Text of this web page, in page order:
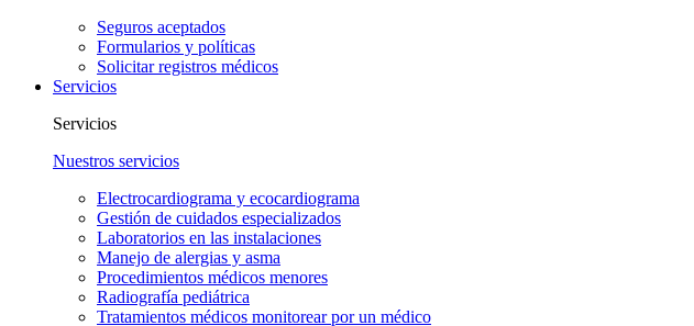
Seguros aceptados
Formularios y políticas
Solicitar registros médicos
Servicios
Servicios
Nuestros servicios
Electrocardiograma y ecocardiograma
Gestión de cuidados especializados
Laboratorios en las instalaciones
Manejo de alergias y asma
Procedimientos médicos menores
Radiografía pediátrica
Tratamientos médicos monitorear por un médico